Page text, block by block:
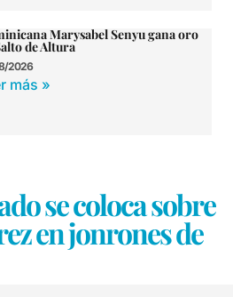
Marysabel Senyu gana oro
de Altura
2026
más »
se coloca sobre
en jonrones de